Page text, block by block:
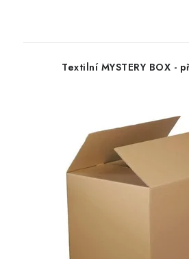
Textilní MYSTERY BOX -